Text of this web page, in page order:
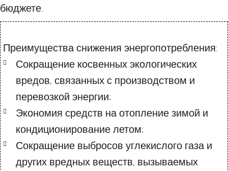
бюджете.
Преимущества снижения энергопотребления:
Сокращение косвенных экологических
вредов, связанных с производством и
перевозкой энергии;
Экономия средств на отопление зимой и
кондиционирование летом;
Сокращение выбросов углекислого газа и
других вредных веществ, вызываемых